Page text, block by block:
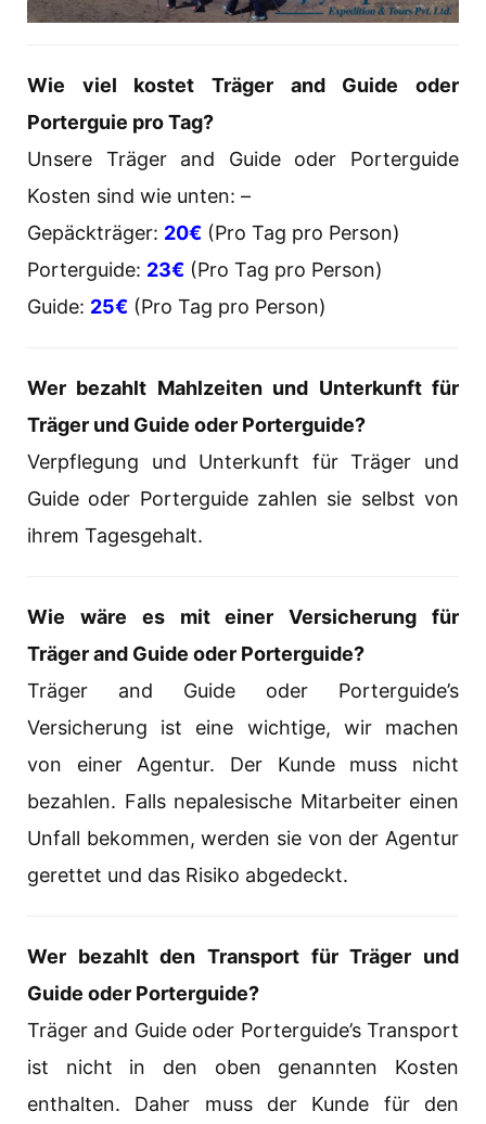
Wie viel kostet Träger and Guide oder
Porterguie pro Tag?
Unsere Träger and Guide oder Porterguide
Kosten sind wie unten: –
Gepäckträger: 20€ (Pro Tag pro Person)
Porterguide: 23€ (Pro Tag pro Person)
Guide: 25€ (Pro Tag pro Person)
Wer bezahlt Mahlzeiten und Unterkunft für
Träger und Guide oder Porterguide?
Verpflegung und Unterkunft für Träger und
Guide oder Porterguide zahlen sie selbst von
ihrem Tagesgehalt.
Wie wäre es mit einer Versicherung für
Trägerand Guide oder Porterguide?
Träger and Guide oder Porterguide’s
Versicherung ist eine wichtige, wir machen
von einer Agentur. Der Kunde muss nicht
bezahlen. Falls nepalesische Mitarbeiter einen
Unfall bekommen, werden sie von der Agentur
gerettet und das Risiko abgedeckt.
Wer bezahlt den Transport fürTräger und
Guide oder Porterguide?
Träger and Guide oder Porterguide’s Transport
ist nicht in den oben genannten Kosten
enthalten. Daher muss der Kunde für den